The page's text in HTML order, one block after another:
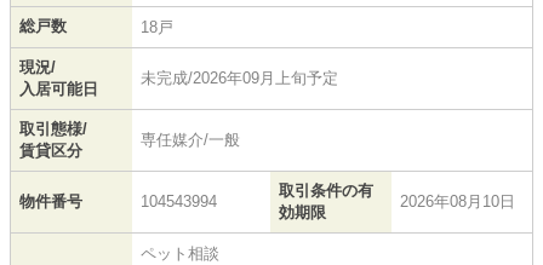
総戸数 18戸
現況/
入居可能日
未完成/2026年09月上旬予定
取引態様/
賃貸区分
専任媒介/一般
物件番号 104543994
取引条件の有
効期限
2026年08月10日
ペット相談